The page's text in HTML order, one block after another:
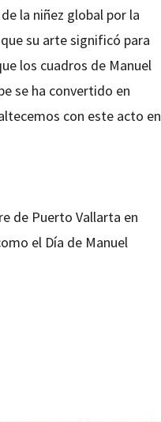
la niñez global por la
su arte significó para
los cuadros de Manuel
se ha convertido en
con este acto en
de Puerto Vallarta en
el Día de Manuel